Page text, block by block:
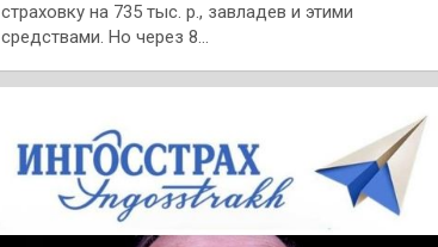
страховку на 735 тыс. р., завладев и этими
средствами. Но через 8…